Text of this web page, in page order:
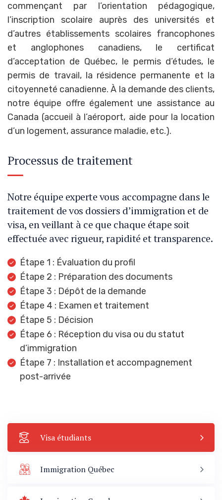
Visa étudiants
Immigration Québec
commençant par l’orientation pédagogique,
l’inscription scolaire auprès des universités et
d’autres établissements scolaires francophones
et anglophones canadiens, le certificat
d’acceptation de Québec, le permis d’études, le
permis de travail, la résidence permanente et la
citoyenneté canadienne. À la demande des clients,
notre équipe offre également une assistance au
Canada (accueil à l’aéroport, aide pour la location
d’un logement, assurance maladie, etc.).
Processus de traitement
Notre équipe experte vous accompagne dans le
traitement de vos dossiers d’immigration et de
visa, en veillant à ce que chaque étape soit
effectuée avec rigueur, rapidité et transparence.
Étape 1 : Évaluation du profil
Étape 2 : Préparation des documents
Étape 3 : Dépôt de la demande
Étape 4 : Examen et traitement
Étape 5 : Décision
Étape 6 : Réception du visa ou du statut
d’immigration
Étape 7 : Installation et accompagnement
post-arrivée